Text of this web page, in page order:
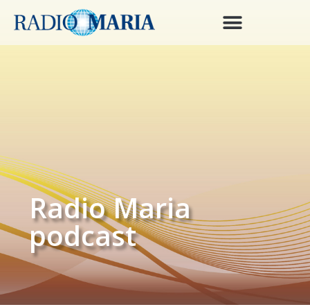
Radio Maria
podcast